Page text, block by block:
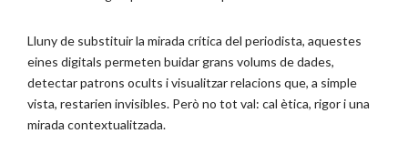
Lluny de substituir la mirada crítica del periodista, aquestes
eines digitals permeten buidar grans volums de dades,
detectar patrons ocults i visualitzar relacions que, a simple
vista, restarien invisibles. Però no tot val: cal ètica, rigor i una
mirada contextualitzada.